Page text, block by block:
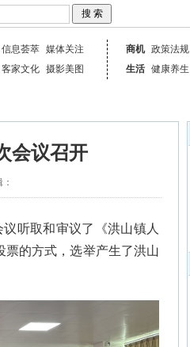
信息荟萃 媒体关注
客家文化 摄影美图
商机 政策法规
生活 健康养生
会议召开
听取和审议了《洪山镇人
票的方式，选举产生了洪山